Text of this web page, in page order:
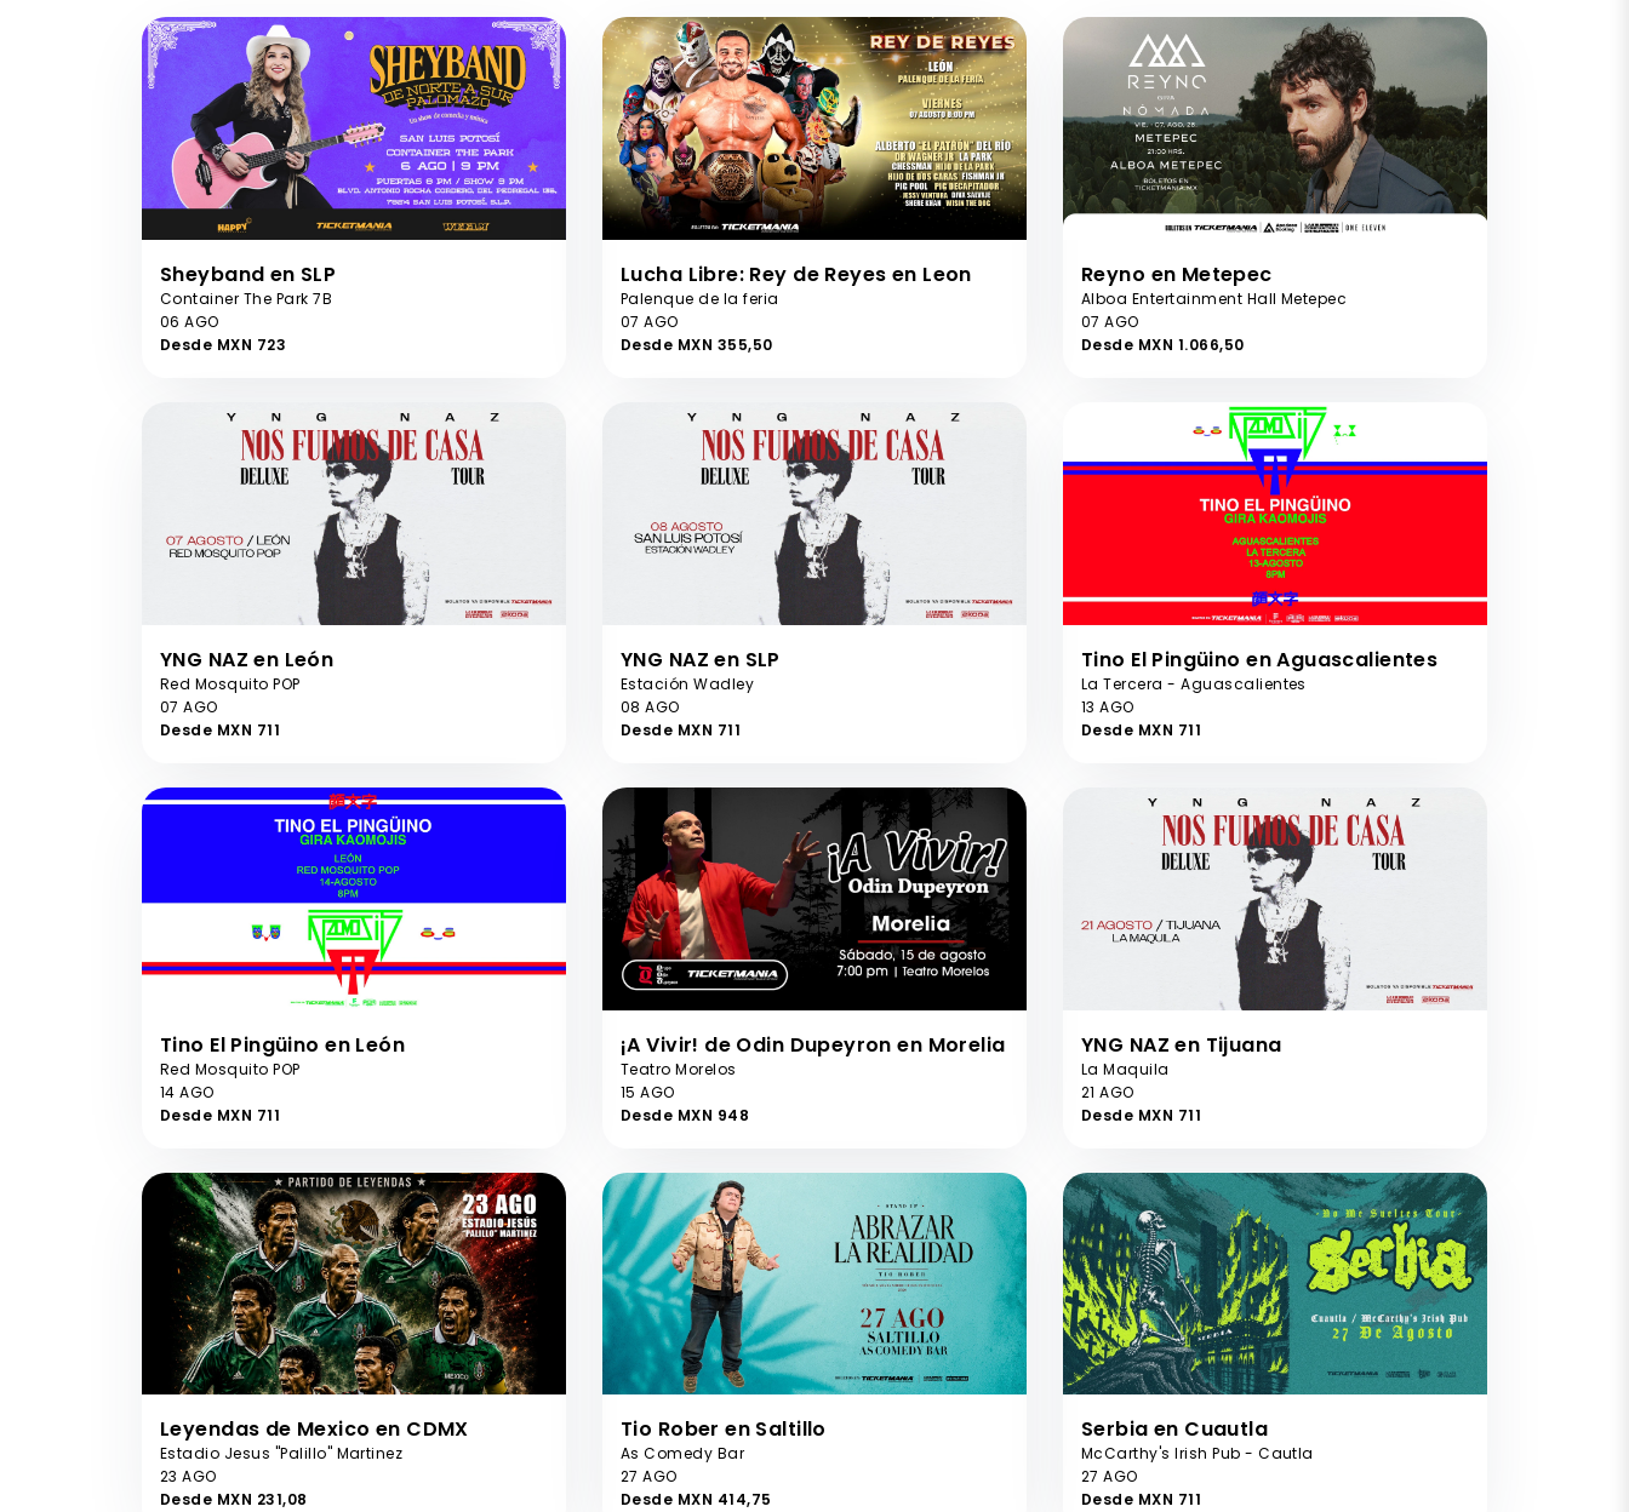
Sheyband en SLP
Container The Park 7B
06 AGO
Desde MXN 723
Lucha Libre: Rey de Reyes en Leon
Palenque de la feria
07 AGO
Desde MXN 355,50
Reyno en Metepec
Alboa Entertainment Hall Metepec
07 AGO
Desde MXN 1.066,50
YNG NAZ en León
Red Mosquito POP
07 AGO
Desde MXN 711
YNG NAZ en SLP
Estación Wadley
08 AGO
Desde MXN 711
Tino El Pingüino en Aguascalientes
La Tercera - Aguascalientes
13 AGO
Desde MXN 711
Tino El Pingüino en León
Red Mosquito POP
14 AGO
Desde MXN 711
¡A Vivir! de Odin Dupeyron en Morelia
Teatro Morelos
15 AGO
Desde MXN 948
YNG NAZ en Tijuana
La Maquila
21 AGO
Desde MXN 711
Leyendas de Mexico en CDMX
Estadio Jesus "Palillo" Martinez
23 AGO
Desde MXN 231,08
Tio Rober en Saltillo
As Comedy Bar
27 AGO
Desde MXN 414,75
Serbia en Cuautla
McCarthy's Irish Pub - Cautla
27 AGO
Desde MXN 711